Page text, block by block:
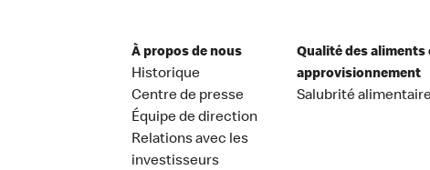
À propos de nous
Historique
Centre de presse
Équipe de direction
Relations avec les
investisseurs
Qualité des aliments
approvisionnement
Salubrité